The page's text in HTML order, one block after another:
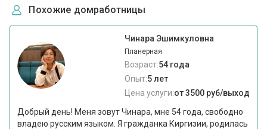
Похожие домработницы
Чинара Эшимкуловна
Планерная
Возраст:54 года
Опыт:5 лет
Цена услуги:от 3500 руб/выход
Добрый день! Меня зовут Чинара, мне 54 года, свободно
владею русским языком. Я гражданка Киргизии, родилась